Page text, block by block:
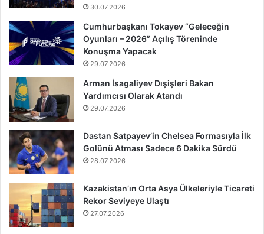
30.07.2026
Cumhurbaşkanı Tokayev “Geleceğin
Oyunları – 2026” Açılış Töreninde
Konuşma Yapacak
29.07.2026
Arman İsagaliyev Dışişleri Bakan
Yardımcısı Olarak Atandı
29.07.2026
Dastan Satpayev’in Chelsea Formasıyla İlk
Golünü Atması Sadece 6 Dakika Sürdü
28.07.2026
Kazakistan’ın Orta Asya Ülkeleriyle Ticareti
Rekor Seviyeye Ulaştı
27.07.2026